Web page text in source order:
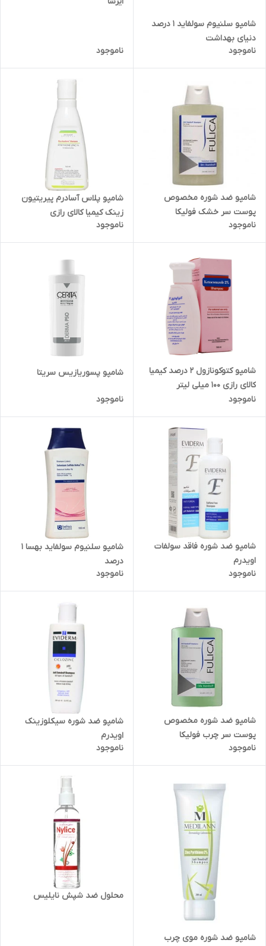
شامپو سلنیوم سولفاید 1 درصد
دنیای بهداشت
ناموجود
ناموجود
شامپو ضد شوره مخصوص
پوست سر خشک فولیکا
ناموجود
شامپو پلاس آسادرم پیریتیون
زینک کیمیا کالای رازی
ناموجود
شامپو کتوکونازول 2 درصد کیمیا
کالای رازی 100 میلی لیتر
ناموجود
شامپو پسوریازیس سریتا
ناموجود
شامپو ضد شوره فاقد سولفات
اویدرم
ناموجود
شامپو سلنیوم سولفاید بهسا 1
درصد
ناموجود
شامپو ضد شوره مخصوص
پوست سر چرب فولیکا
ناموجود
شامپو ضد شوره سیکلوزینک
اویدرم
ناموجود
شامپو ضد شوره موی چرب
محلول ضد شپش نایلیس